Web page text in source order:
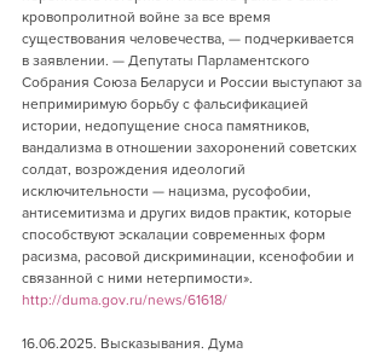
кровопролитной войне за все время
существования человечества, — подчеркивается
в заявлении. — Депутаты Парламентского
Собрания Союза Беларуси и России выступают за
непримиримую борьбу с фальсификацией
истории, недопущение сноса памятников,
вандализма в отношении захоронений советских
солдат, возрождения идеологий
исключительности — нацизма, русофобии,
антисемитизма и других видов практик, которые
способствуют эскалации современных форм
расизма, расовой дискриминации, ксенофобии и
связанной с ними нетерпимости».
http://duma.gov.ru/news/61618/
16.06.2025. Высказывания. Дума